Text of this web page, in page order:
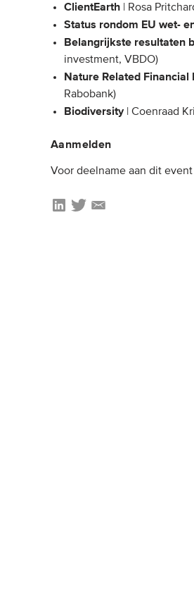
ClientEarth | Rosa
Status rondom EU wet-
Belangrijkste resultaten
investment, VBDO)
Nature Related
Rabobank)
Biodiversity | Coenraad
Aanmelden
Voor deelname aan dit